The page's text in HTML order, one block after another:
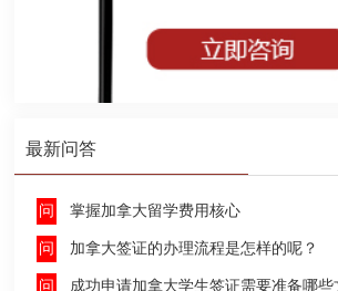
最新问答
掌握加拿大留学费用核心
加拿大签证的办理流程是怎样的呢？
成功申请加拿大学生签证需要准备哪些